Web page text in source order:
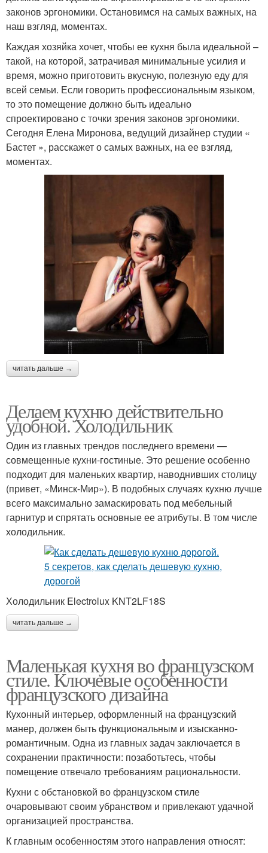
законов эргономики. Остановимся на самых важных, на
наш взгляд, моментах.
Каждая хозяйка хочет, чтобы ее кухня была идеальной –
такой, на которой, затрачивая минимальные усилия и
время, можно приготовить вкусную, полезную еду для
всей семьи. Если говорить профессиональным языком,
то это помещение должно быть идеально
спроектировано с точки зрения законов эргономики.
Сегодня Елена Миронова, ведущий дизайнер студии «
Бастет », расскажет о самых важных, на ее взгляд,
моментах.
читать дальше →
Делаем кухню действительно
удобной. Холодильник
Один из главных трендов последнего времени —
совмещенные кухни-гостиные. Это решение особенно
подходит для маленьких квартир, наводнивших столицу
(привет, «Минск-Мир»). В подобных случаях кухню лучше
всего максимально замаскировать под мебельный
гарнитур и спрятать основные ее атрибуты. В том числе
холодильник.
Холодильник Electrolux KNT2LF18S
читать дальше →
Маленькая кухня во французском
стиле. Ключевые особенности
французского дизайна
Кухонный интерьер, оформленный на французский
манер, должен быть функциональным и изысканно-
романтичным. Одна из главных задач заключается в
сохранении практичности: позаботьтесь, чтобы
помещение отвечало требованиям рациональности.
Кухни с обстановкой во французском стиле
очаровывают своим убранством и привлекают удачной
организацией пространства.
К главным особенностям этого направления относят: